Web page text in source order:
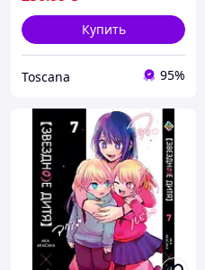
Купить
Toscana 95%